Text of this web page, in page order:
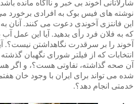
شارلاتانی آخوند بی خبر و ناآگاه مانده
نوشته های فیس بوک به افرادی برخورد
این فانتزی آخوندی دعوت می کنند.
که به فلان فرد رأی بدهید. آیا این عمل
آخوند را بر سرقدرت نگاهداشتن نیست؟.
انتخابات که از فیلتر شورای نگهبان گذشته
آن صحه گذاشته، تفاوتی هست؟، و اگر
شده می تواند برای ایران با وجود خان
خدمتی انجام دهد؟.